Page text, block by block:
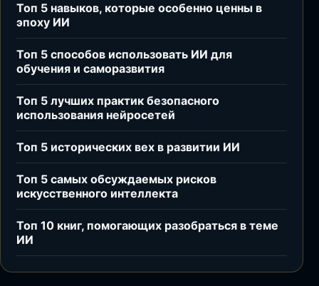
Топ 5 навыков, которые особенно ценны в
эпоху ИИ
Топ 5 способов использовать ИИ для
обучения и саморазвития
Топ 5 лучших практик безопасного
использования нейросетей
Топ 5 исторических вех в развитии ИИ
Топ 5 самых обсуждаемых рисков
искусственного интеллекта
Топ 10 книг, помогающих разобраться в теме
ИИ